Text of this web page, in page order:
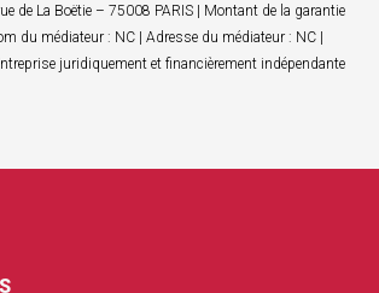
de La Boëtie – 75008 PARIS | Montant de la garantie
du médiateur : NC | Adresse du médiateur : NC |
juridiquement et financièrement indépendante